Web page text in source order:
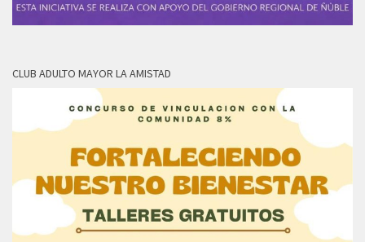
CLUB ADULTO MAYOR LA AMISTAD